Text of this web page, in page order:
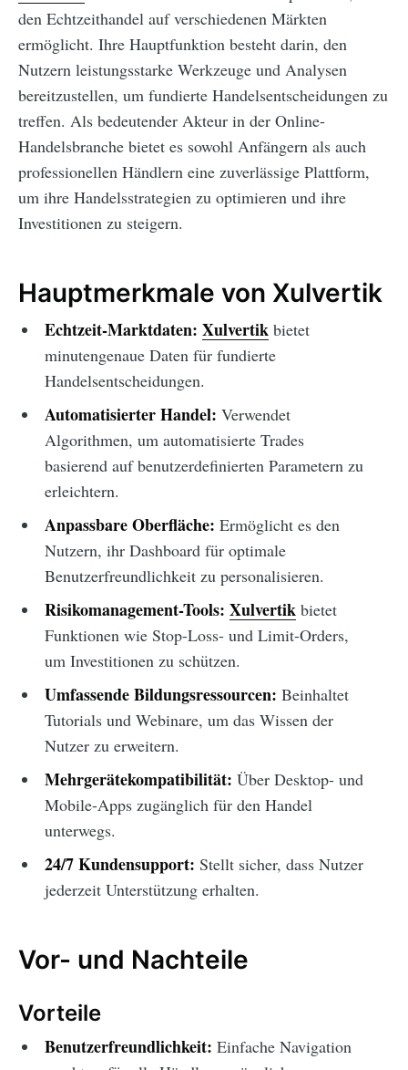
den Echtzeithandel auf verschiedenen Märkten
ermöglicht. Ihre Hauptfunktion besteht darin, den
Nutzern leistungsstarke Werkzeuge und Analysen
bereitzustellen, um fundierte Handelsentscheidungen zu
treffen. Als bedeutender Akteur in der Online-
Handelsbranche bietet es sowohl Anfängern als auch
professionellen Händlern eine zuverlässige Plattform,
um ihre Handelsstrategien zu optimieren und ihre
Investitionen zu steigern.
Hauptmerkmale von Xulvertik
Echtzeit-Marktdaten: Xulvertikbietet
minutengenaue Daten für fundierte
Handelsentscheidungen.
Automatisierter Handel: Verwendet
Algorithmen, um automatisierte Trades
basierend auf benutzerdefinierten Parametern zu
erleichtern.
Anpassbare Oberfläche: Ermöglicht es den
Nutzern, ihr Dashboard für optimale
Benutzerfreundlichkeit zu personalisieren.
Risikomanagement-Tools: Xulvertikbietet
Funktionen wie Stop-Loss- und Limit-Orders,
um Investitionen zu schützen.
Umfassende Bildungsressourcen: Beinhaltet
Tutorials und Webinare, um das Wissen der
Nutzer zu erweitern.
Mehrgerätekompatibilität: Über Desktop- und
Mobile-Apps zugänglich für den Handel
unterwegs.
24/7 Kundensupport: Stellt sicher, dass Nutzer
jederzeit Unterstützung erhalten.
Vor- und Nachteile
Vorteile
Benutzerfreundlichkeit: Einfache Navigation